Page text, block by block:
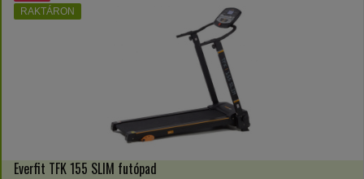
Everfit TFK 155 SLIM futópad
RAKTÁRON